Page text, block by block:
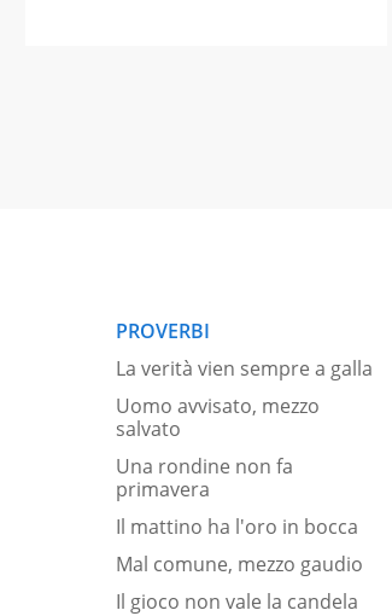
PROVERBI
La verità vien sempre a galla
Uomo avvisato, mezzo
salvato
Una rondine non fa
primavera
Il mattino ha l'oro in bocca
Mal comune, mezzo gaudio
Il gioco non vale la candela